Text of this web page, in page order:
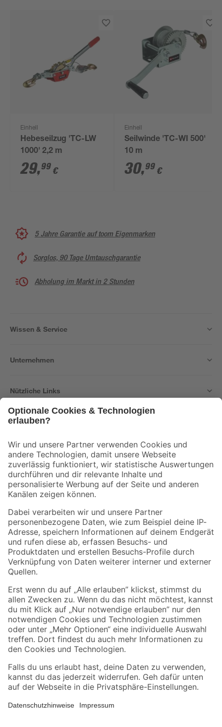
Einhell
Hebeseilzug 'TC-LW
1000' 2,2 m
29,99 €
Einhell
Seilwinde 'TC-WI 500'
10 m
30,99 €
5 Jahre Garantie auf toom Eigenmarken
Sorglos, 90 Tage Umtauschgarantie
Abholung im Markt in 2 Stunden
Wissen & Service
Unternehmen
Nützliche Links
Der toom Newsletter: Keine Angebote und Aktionen mehr verpassen!
Zur Newsletter Anmeldung
Folge uns
Zahlungsarten Versandarten
Sicher einkaufen
Jetzt die toom-App herunterladen
Alle Preisangaben in EUR inkl. gesetzl. MwSt.. Die dargestellten Angebote sind unter
Umständen nicht in allen Märkten verfügbar. Die angegebenen Verfügbarkeiten beziehen
Produkte nur solange der Vorrat reicht.
*Paketversand ab 59 € versandkostenfrei, gilt nicht für Artikel mit Speditionsversand, hier